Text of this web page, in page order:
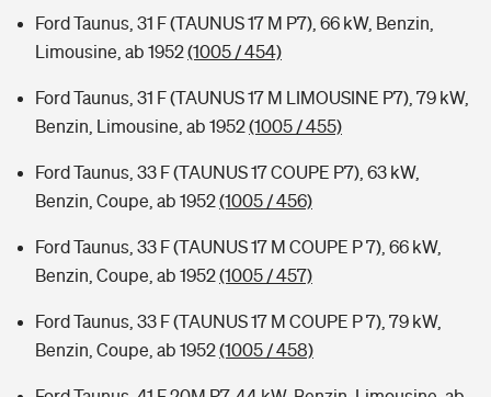
Ford Taunus, 31 F (TAUNUS 17 M P7), 66 kW, Benzin,
Limousine, ab 1952(1005 / 454)
Ford Taunus, 31 F (TAUNUS 17 M LIMOUSINE P7), 79 kW,
Benzin, Limousine, ab 1952(1005 / 455)
Ford Taunus, 33 F (TAUNUS 17 COUPE P7), 63 kW,
Benzin, Coupe, ab 1952(1005 / 456)
Ford Taunus, 33 F (TAUNUS 17 M COUPE P 7), 66 kW,
Benzin, Coupe, ab 1952(1005 / 457)
Ford Taunus, 33 F (TAUNUS 17 M COUPE P 7), 79 kW,
Benzin, Coupe, ab 1952(1005 / 458)